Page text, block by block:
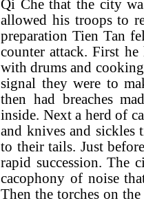
Qi Che that the city
allowed his troops to
preparation Tien Tan
counter attack. First
with drums and
signal they were to
then had breaches
inside. Next a herd of
and knives and sickles
to their tails. Just
rapid succession. The
cacophony of noise
Then the torches on